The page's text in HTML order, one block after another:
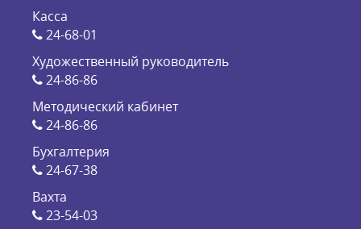
Касса
24-68-01
Художественный руководитель
24-86-86
Методический кабинет
24-86-86
Бухгалтерия
24-67-38
Вахта
23-54-03